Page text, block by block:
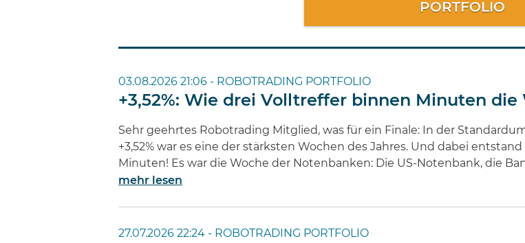
PORTFOLIO
03.08.2026 21:06 - ROBOTRADING PORTFOLIO
+3,52%: Wie drei Volltreffer binnen Minuten die
Sehr geehrtes Robotrading Mitglied, was für ein Finale: In der
+3,52% war es eine der stärksten Wochen des Jahres. Und dabei
Minuten! Es war die Woche der Notenbanken: Die US-Notenbank, die
mehr lesen
27.07.2026 22:24 - ROBOTRADING PORTFOLIO